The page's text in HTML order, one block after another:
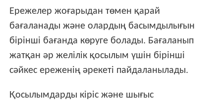
Ережелер жоғарыдан төмен қарай
бағаланады және олардың басымдылығын
бірінші бағанда көруге болады. Бағаланып
жатқан әр желілік қосылым үшін бірінші
сәйкес ереженің әрекеті пайдаланылады.
Қосылымдарды кіріс және шығыс